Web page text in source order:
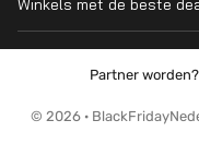
Over ons
Kennis en advies
Prijsvergelijker
PS5
Winkels met de beste
© 2026 ·
Partner worden?